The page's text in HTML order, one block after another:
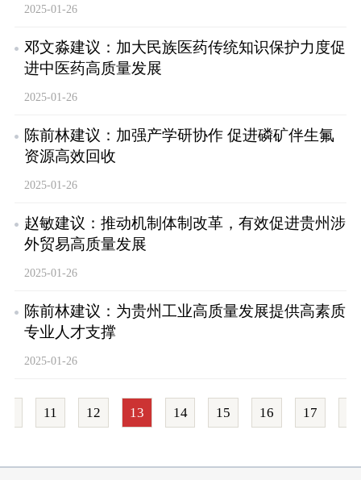
2025-01-26
邓文淼建议：加大民族医药传统知识保护力度促
进中医药高质量发展
2025-01-26
陈前林建议：加强产学研协作 促进磷矿伴生氟
资源高效回收
2025-01-26
赵敏建议：推动机制体制改革，有效促进贵州涉
外贸易高质量发展
2025-01-26
陈前林建议：为贵州工业高质量发展提供高素质
专业人才支撑
2025-01-26
11 12 13 14 15 16 17